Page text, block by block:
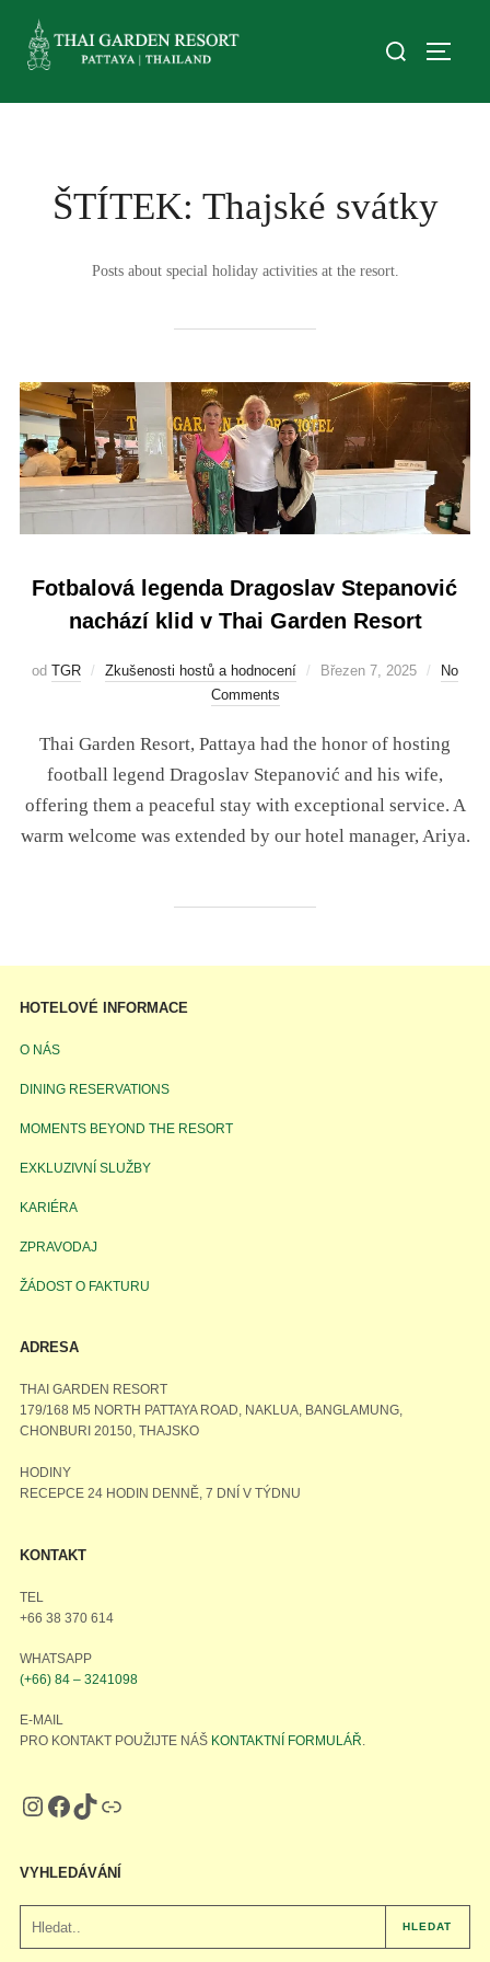
ŠTÍTEK: Thajské svátky
Posts about special holiday activities at the resort.
Fotbalová legenda Dragoslav Stepanović
nachází klid v Thai Garden Resort
od TGR Zkušenosti hostů a hodnocení Březen 7, 2025
No
Comments
Thai Garden Resort, Pattaya had the honor of hosting
football legend Dragoslav Stepanović and his wife,
offering them a peaceful stay with exceptional service. A
warm welcome was extended by our hotel manager, Ariya.
HOTELOVÉ INFORMACE
O NÁS
DINING RESERVATIONS
MOMENTS BEYOND THE RESORT
EXKLUZIVNÍ SLUŽBY
KARIÉRA
ZPRAVODAJ
ŽÁDOST O FAKTURU
ADRESA
THAI GARDEN RESORT
179/168 M5 NORTH PATTAYA ROAD, NAKLUA, BANGLAMUNG,
CHONBURI 20150, THAJSKO
HODINY
RECEPCE 24 HODIN DENNĚ, 7 DNÍ V TÝDNU
KONTAKT
TEL
+66 38 370 614
WHATSAPP
(+66) 84 – 3241098
E-MAIL
PRO KONTAKT POUŽIJTE NÁŠ KONTAKTNÍ FORMULÁŘ.
VYHLEDÁVÁNÍ
HLEDAT